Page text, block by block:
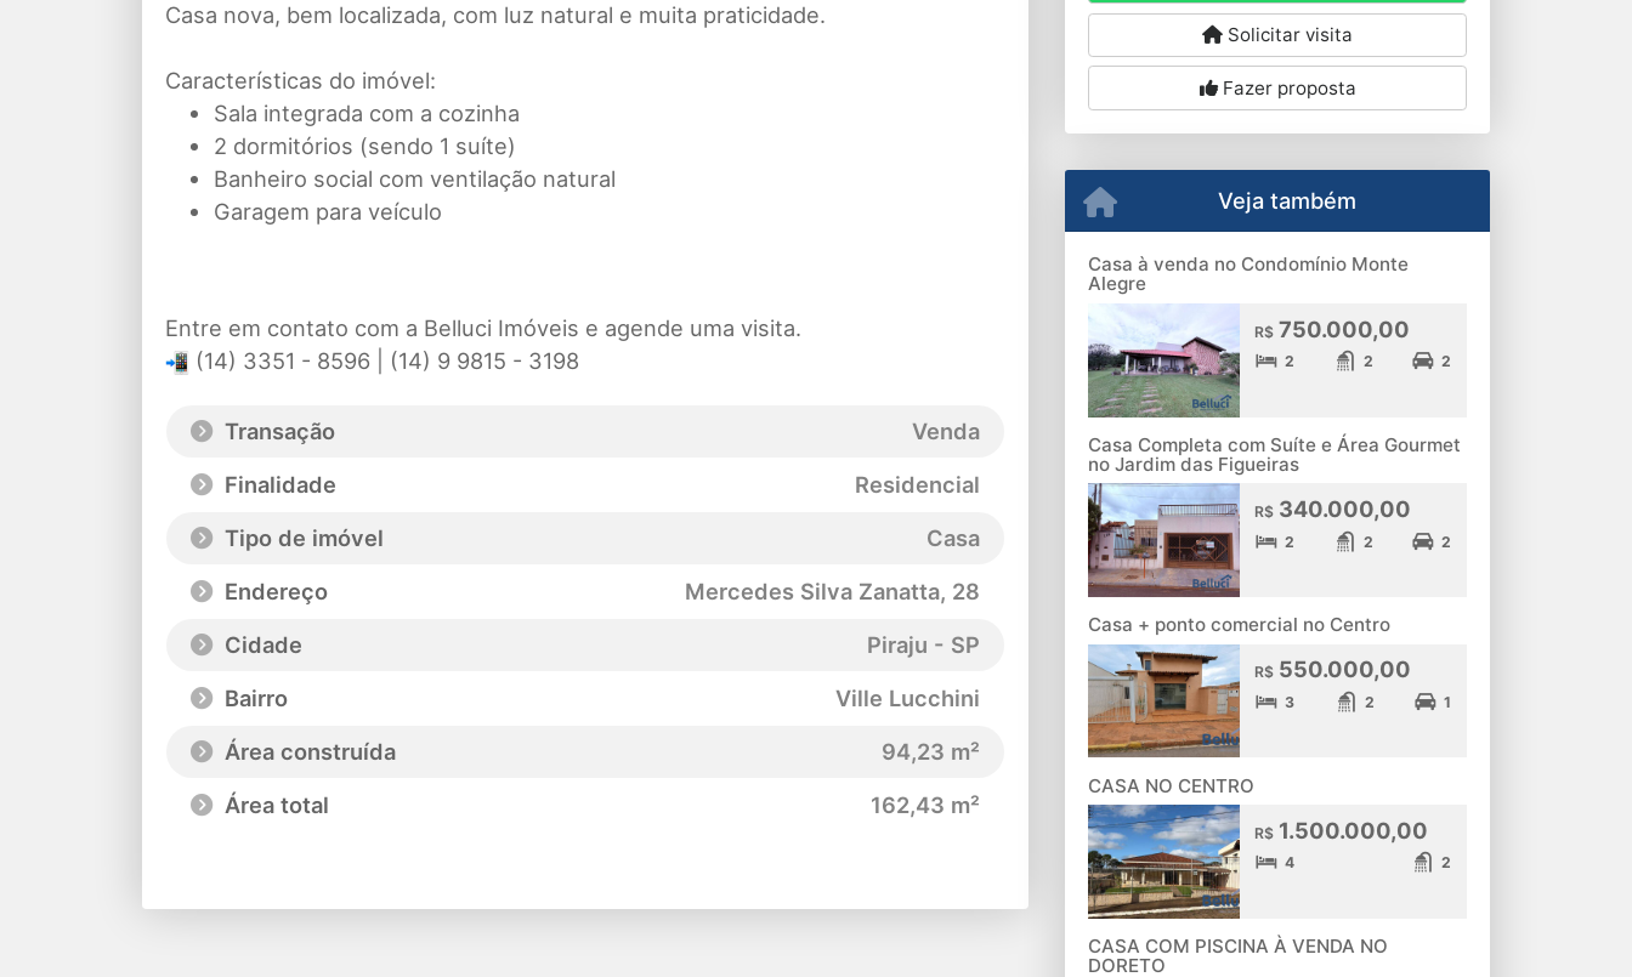
Casa nova, bem localizada, com luz natural e muita praticidade.
Características do imóvel:
Sala integrada com a cozinha
2 dormitórios (sendo 1 suíte)
Banheiro social com ventilação natural
Garagem para veículo
Entre em contato com a Belluci Imóveis e agende uma visita.
(14) 3351 - 8596 | (14) 9 9815 - 3198
Transação
Venda
Finalidade
Residencial
Tipo de imóvel
Casa
Endereço
Mercedes Silva Zanatta, 28
Cidade
Piraju - SP
Bairro
Ville Lucchini
Área construída
94,23 m²
Área total
162,43 m²
Solicitar visita
Fazer proposta
Veja também
Casa à venda no Condomínio Monte
Alegre
R$750.000,00
2 2 2
Casa Completa com Suíte e Área Gourmet
no Jardim das Figueiras
R$340.000,00
2 2 2
Casa + ponto comercial no Centro
R$550.000,00
3 2 1
CASA NO CENTRO
R$1.500.000,00
4 2
CASA COM PISCINA À VENDA NO
DORETO